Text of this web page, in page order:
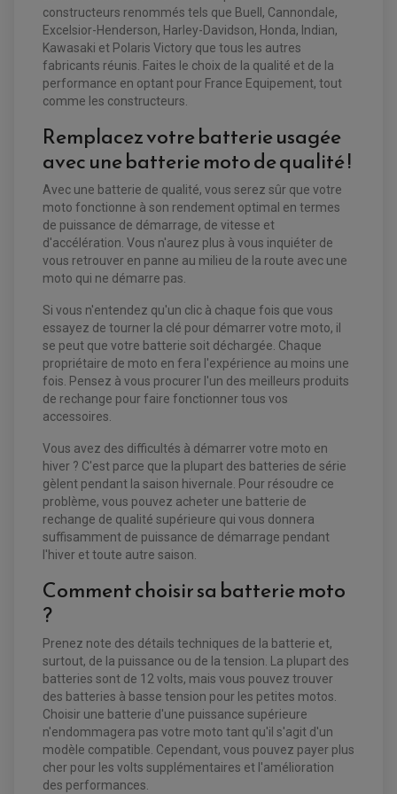
ENTRETIEN MOTO
ATELIER, PADDOCK, STAND
ANTIPARASITE NGK
BOUGIE NGK
FILTRE A AIR
FILTRE A HUILE
FILTRE ET ACCESSOIRE ESSENCE
PRODUIT D'ENTRETIEN
MAÎTRE CYLINDRE
EQUIPEMENT ELECTRIQUE QUAD / SSV
COMPTEUR QUAD / SSV
CONTACTEUR A CLÉ QUAD
DÉMARREUR
ECLAIRAGE LED / HALOGÈNE
STATOR ET REDRESSEUR / REGULATEUR
VENTILATEUR DE RADIATEUR
EQUIPEMENT FREINAGE QUAD / SSV
DISQUE DE FREIN QUAD / SSV
KIT DURITE DE FREIN QUAD
PNEUMATIQUE
MOUSSE
constructeurs renommés tels que Buell, Cannondale,
Excelsior-Henderson, Harley-Davidson, Honda, Indian,
Kawasaki et Polaris Victory que tous les autres
fabricants réunis. Faites le choix de la qualité et de la
performance en optant pour France Equipement, tout
comme les constructeurs.
Remplacez votre batterie usagée
avec une batterie moto de qualité !
Avec une batterie de qualité, vous serez sûr que votre
moto fonctionne à son rendement optimal en termes
de puissance de démarrage, de vitesse et
d'accélération. Vous n'aurez plus à vous inquiéter de
vous retrouver en panne au milieu de la route avec une
moto qui ne démarre pas.
Si vous n'entendez qu'un clic à chaque fois que vous
essayez de tourner la clé pour démarrer votre moto, il
se peut que votre batterie soit déchargée. Chaque
propriétaire de moto en fera l'expérience au moins une
fois. Pensez à vous procurer l'un des meilleurs produits
de rechange pour faire fonctionner tous vos
accessoires.
Vous avez des difficultés à démarrer votre moto en
hiver ? C'est parce que la plupart des batteries de série
gèlent pendant la saison hivernale. Pour résoudre ce
problème, vous pouvez acheter une batterie de
rechange de qualité supérieure qui vous donnera
suffisamment de puissance de démarrage pendant
l'hiver et toute autre saison.
Comment choisir sa batterie moto
?
Prenez note des détails techniques de la batterie et,
surtout, de la puissance ou de la tension. La plupart des
batteries sont de 12 volts, mais vous pouvez trouver
des batteries à basse tension pour les petites motos.
Choisir une batterie d'une puissance supérieure
n'endommagera pas votre moto tant qu'il s'agit d'un
modèle compatible. Cependant, vous pouvez payer plus
cher pour les volts supplémentaires et l'amélioration
des performances.